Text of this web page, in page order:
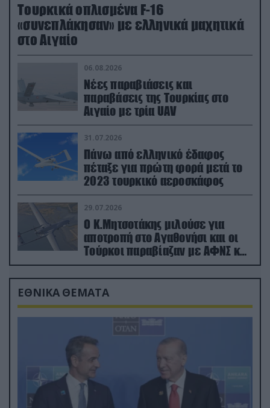
Τουρκικά οπλισμένα F-16
«συνεπλάκησαν» με ελληνικά μαχητικά
στο Αιγαίο
06.08.2026
Νέες παραβιάσεις και
παραβάσεις της Τουρκίας στο
Αιγαίο με τρία UAV
31.07.2026
Πάνω από ελληνικό έδαφος
πέταξε για πρώτη φορά μετά το
2023 τουρκικό αεροσκάφος
29.07.2026
Ο Κ.Μητσοτάκης μιλούσε για
αποτροπή στο Αγαθονήσι και οι
Τούρκοι παραβίαζαν με ΑΦΝΣ και
drone
ΕΘΝΙΚΑ ΘΕΜΑΤΑ